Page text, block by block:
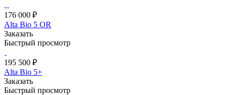
176 000 ₽
Alta Bio 5 OR
Заказать
Быстрый просмотр
195 500 ₽
Alta Bio 5+
Заказать
Быстрый просмотр